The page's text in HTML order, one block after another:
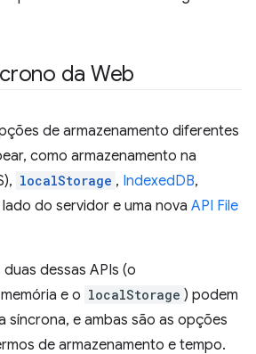
da Web
de armazenamento diferentes
como armazenamento na
localStorage , IndexedDB,
do servidor e uma nova API File
dessas APIs (o
e o localStorage ) podem
síncrona, e ambas são as opções
de armazenamento e tempo.